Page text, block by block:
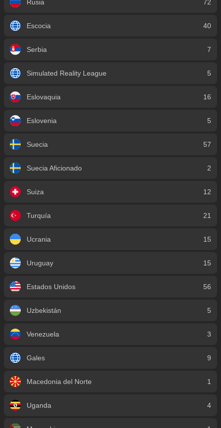
Rusia 72
Escocia 40
Serbia 7
Simulated Reality League 5
Eslovaquia 16
Eslovenia 5
Suecia 57
Suecia Aficionado 2
Suiza 12
Turquía 21
Ucrania 15
Uruguay 15
Estados Unidos 56
Uzbekistán 5
Venezuela 3
Gales 9
Macedonia del Norte 1
Uganda 4